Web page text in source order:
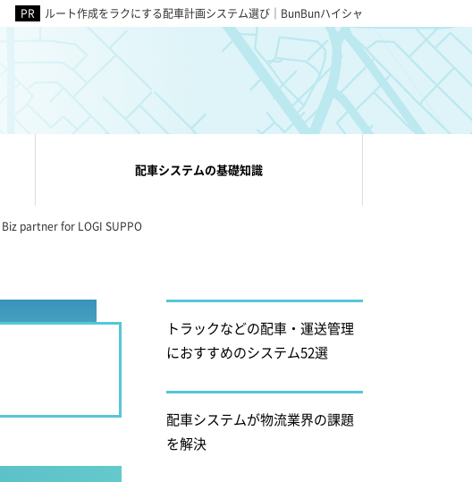
ルート作成をラクにする配車計画システム選び｜BunBunハイシャ
配車システムの基礎知識
Biz partner for LOGI SUPPO
トラックなどの配車・運送管理
におすすめのシステム52選
配車システムが物流業界の課題
を解決